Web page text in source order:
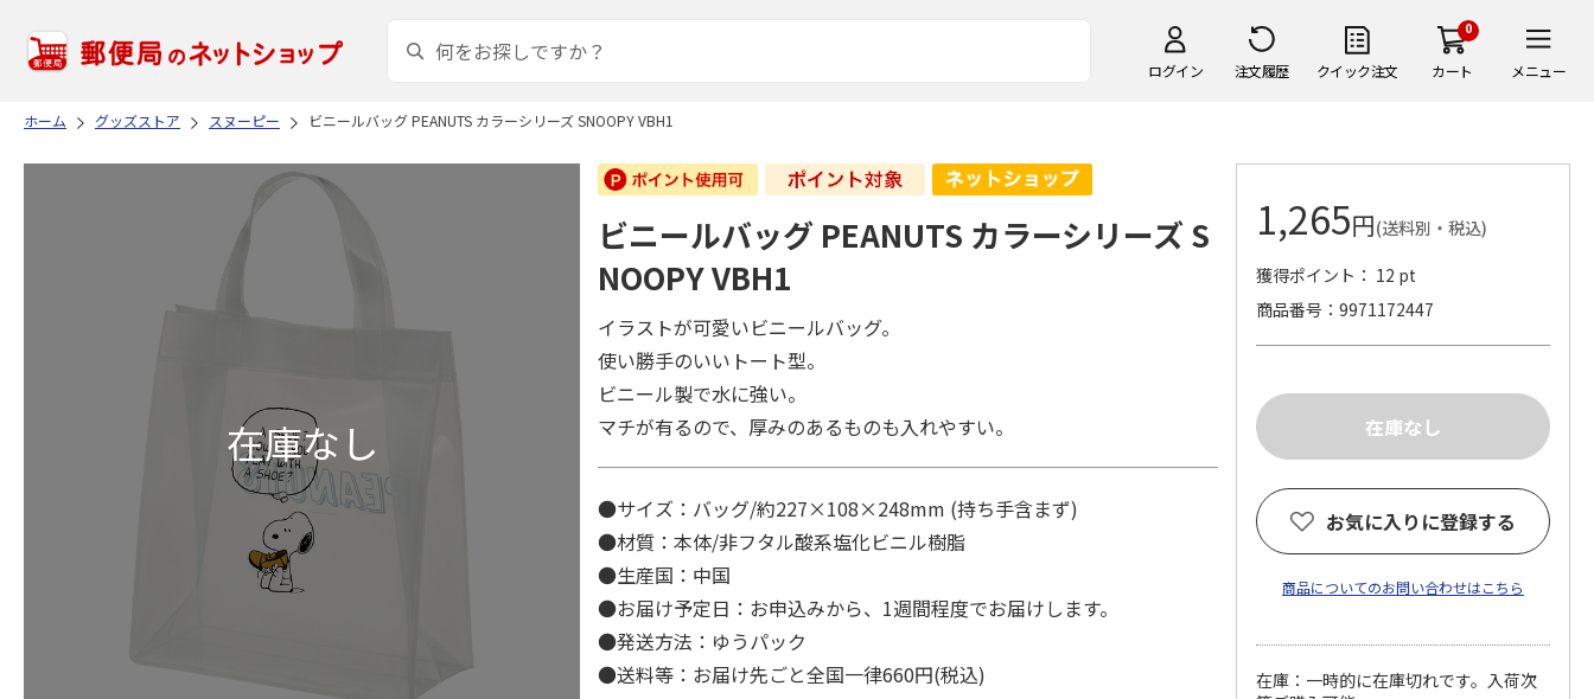
ログイン 注文履歴 クイック注文
0
カート メニュー
ホーム グッズストア スヌーピー ビニールバッグ PEANUTS カラーシリーズ SNOOPY VBH1
ビニールバッグ PEANUTS カラーシリーズ S
NOOPY VBH1
イラストが可愛いビニールバッグ。
使い勝手のいいトート型。
ビニール製で水に強い。
マチが有るので、厚みのあるものも入れやすい。
●サイズ：バッグ/約227×108×248mm (持ち手含まず)
●材質：本体/非フタル酸系塩化ビニル樹脂
●生産国：中国
●お届け予定日：お申込みから、1週間程度でお届けします。
●発送方法：ゆうパック
●送料等：お届け先ごと全国一律660円(税込)
1,265円(送料別・税込)
獲得ポイント： 12 pt
商品番号
9971172447
お気に入りに登録する
商品についてのお問い合わせはこちら
在庫：一時的に在庫切れです。入荷次